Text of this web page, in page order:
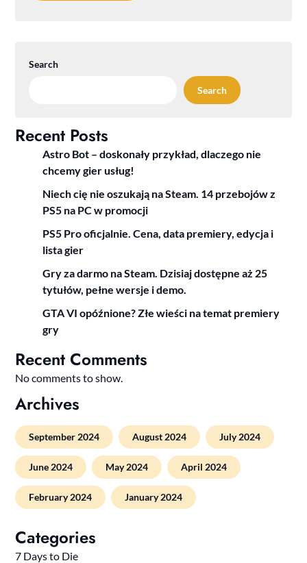
Search
Search
Recent Posts
Astro Bot – doskonały przykład, dlaczego nie
chcemy gier usług!
Niech cię nie oszukają na Steam. 14 przebojów z
PS5 na PC w promocji
PS5 Pro oficjalnie. Cena, data premiery, edycja i
lista gier
Gry za darmo na Steam. Dzisiaj dostępne aż 25
tytułów, pełne wersje i demo.
GTA VI opóźnione? Złe wieści na temat premiery
gry
Recent Comments
No comments to show.
Archives
September 2024 August 2024 July 2024
June 2024 May 2024 April 2024
February 2024 January 2024
Categories
7 Days to Die